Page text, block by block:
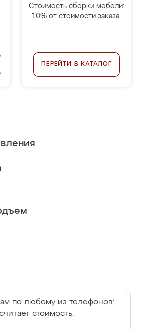
Стоимость сборки мебели:
10% от стоимости заказа.
ПЕРЕЙТИ В КАТАЛОГ
по любому из телефонов:
стоимость.